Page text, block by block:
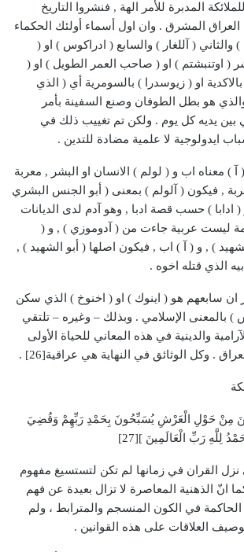
المدبرة للأمر الهة , فنشروا التاريخ
العراق المشرق . وان اول أسماء أولئك الحكماء
والثاني ( آللغار ) والسابع ( ادراكوس ) او (
( اوتنبشتم ) او ( صاحب العمر الطويل ) او (
او ( زيوسدرا ) بالسومرية أي ( الذي
هو بطل الطوفان وصنع السفينة بأمر
بين يديه كل يوم . ولكن تم تغييب ذلك في
ايدولوجية لا علمية مضادة للتدين .
آ ) معناه اب و ( لولم ) الانسان او البشر , معربة
, فيكون ( آلولم ) بمعنى ( أبو الجنس البشري
ادابا ) حسب قصة ادبا , وهو آدم لدى الديانات
كلمة ليست عربية جاءت من ( آدوموزي ) , و (
) , و ( آ ) اب , فيكون اصلها ( أبو الشهيد ) ,
الذي قتله اخوه .
ان سابعهم هو ( اينوك ) او ( اخنوخ ) الذي سكن
) بالمعنى الإسلامي . وبذلك – وغيره – تلتقي
والدينية في هذه المعاني للحياة الأولى
. وكل الوثائق في النهاية هي عراقية[26] .
مِنْ حَوْلِ الْعَرْشِ يُسَبِّحُونَ بِحَمْدِ رَبِّهِمْ وَقُضِيَ
لِلَّهِ رَبِّ الْعَالَمِينَ ][27]
نزل القران في زمانها لم تكن لتستسيغ مفهوم
كما انّ الذهنية المعاصرة لا تزال بعيدة عن فهم
الحاكمة في الكون المنسجم والمترابط ، ولم
العلاقات على هذه القوانين .